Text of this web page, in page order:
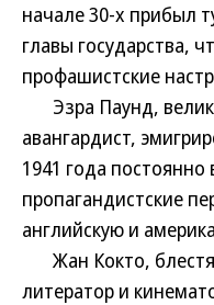
начале 30-х прибыл
главы государства,
профашистские
Эзра Паунд,
авангардист,
1941 года постоянно
пропагандистские
английскую и
Жан Кокто,
литератор и